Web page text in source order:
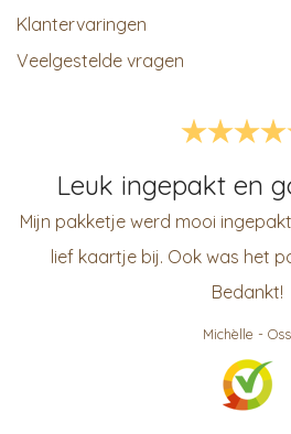
Klantervaringen
Veelgestelde vragen
Leuk ingepakt en
Mijn pakketje werd mooi
lief kaartje bij. Ook was het
Bedankt!
Michèlle - Oss